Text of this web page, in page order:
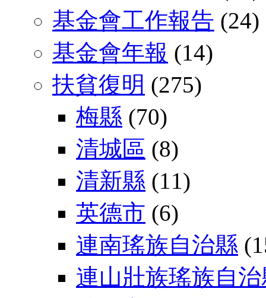
基金會工作報告 (24)
基金會年報 (14)
扶貧復明 (275)
梅縣 (70)
清城區 (8)
清新縣 (11)
英德市 (6)
連南瑤族自治縣
連山壯族瑤族自